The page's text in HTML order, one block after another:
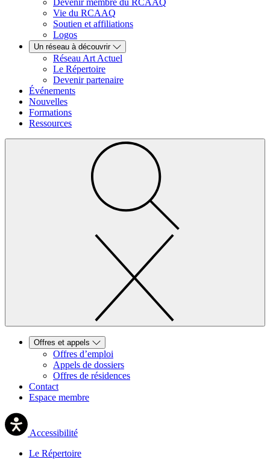
Devenir membre du RCAAQ
Vie du RCAAQ
Soutien et affiliations
Logos
Un réseau à découvrir
Réseau Art Actuel
Le Répertoire
Devenir partenaire
Événements
Nouvelles
Formations
Ressources
Offres et appels
Offres d’emploi
Appels de dossiers
Offres de résidences
Contact
Espace membre
Accessibilité
Le Répertoire